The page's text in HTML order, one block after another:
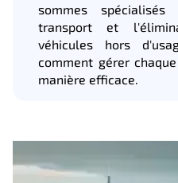
sommes
transport et
véhicules hors
comment gérer
manière efficace.